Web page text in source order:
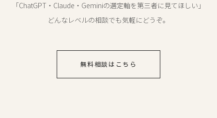
「ChatGPT・Claude・Geminiの選定軸を第三者に見てほしい」
どんなレベルの相談でも気軽にどうぞ。
無料相談はこちら